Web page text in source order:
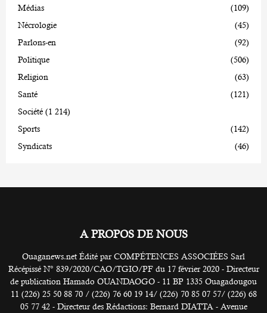
Médias
(109)
Nécrologie
(45)
Parlons-en
(92)
Politique
(506)
Religion
(63)
Santé
(121)
Société (1 214)
Sports
(142)
Syndicats
(46)
A PROPOS DE NOUS
Ouaganews.net Édité par COMPÉTENCES ASSOCIÉES Sarl
Récépissé N° 839/2020/CAO/TGIO/PF du 17 février 2020 - Directeur
de publication Hamado OUANDAOGO - 11 BP 1335 Ouagadougou
11 (226) 25 50 88 70 / (226) 76 60 19 14/ (226) 70 85 07 57/ (226) 68
05 77 42 - Directeur des Rédactions: Bernard DIATTA - Avenue